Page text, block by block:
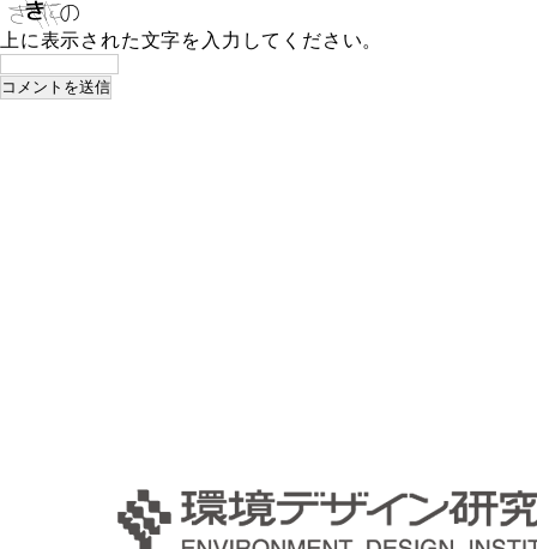
上に表示された文字を入力してください。